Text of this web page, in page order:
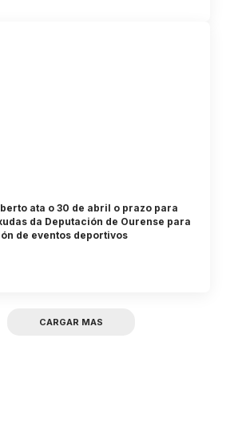
ata o 30 de abril o prazo para
da Deputación de Ourense para
de eventos deportivos
CARGAR MAS